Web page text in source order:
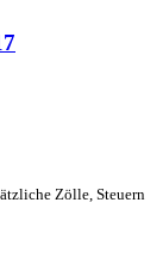
Zölle, Steuern